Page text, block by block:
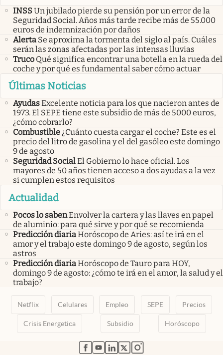
INSSUn jubilado pierde su pensión por un error de la
Seguridad Social. Años más tarde recibe más de 55.000
euros de indemnización por daños
Alerta Se aproxima la tormenta del siglo al país. Cuáles
serán las zonas afectadas por las intensas lluvias
Truco Qué significa encontrar una botella en la rueda del
coche y por qué es fundamental saber cómo actuar
Últimas Noticias
AyudasExcelente noticia para los que nacieron antes de
1973. El SEPE tiene este subsidio de más de 5000 euros,
¿cómo cobrarlo?
Combustible¿Cuánto cuesta cargar el coche? Este es el
precio del litro de gasolina y el del gasóleo este domingo
9 de agosto
Seguridad SocialEl Gobierno lo hace oficial. Los
mayores de 50 años tienen acceso a dos ayudas a la vez
si cumplen estos requisitos
Actualidad
Pocos lo sabenEnvolver la cartera y las llaves en papel
de aluminio: para qué sirve y por qué se recomienda
Predicción diariaHoróscopo de Aries: así te irá en el
amor y el trabajo este domingo 9 de agosto, según los
astros
Predicción diariaHoróscopo de Tauro para HOY,
domingo 9 de agosto: ¿cómo te irá en el amor, la salud y el
trabajo?
Netflix Celulares Empleo SEPE Precios
Crisis Energetica Subsidio Horóscopo
abre en nueva pestaña
abre en nueva pestaña
abre en nueva pestaña
abre en nueva pestaña
abre en nueva pestaña